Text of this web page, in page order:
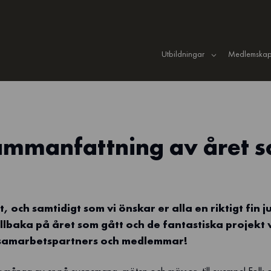
Utbildningar
av året
och samtidigt som vi önskar er alla en riktigt fin
på året som gått och de fantastiska projekt
och medlemmar!